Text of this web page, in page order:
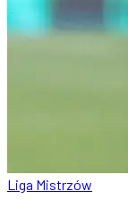
Liga Mistrzów